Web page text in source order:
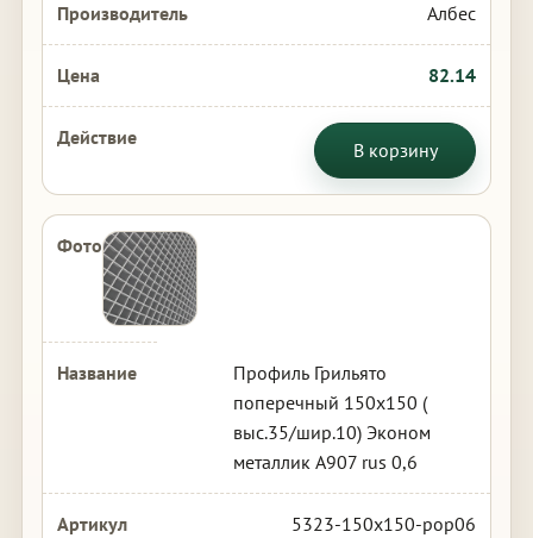
Албес
82.14
В корзину
Профиль Грильято
поперечный 150х150 (
выс.35/шир.10) Эконом
металлик А907 rus 0,6
5323-150x150-pop06